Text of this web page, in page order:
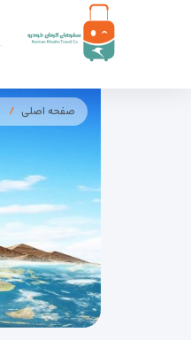
صفحه اصلی